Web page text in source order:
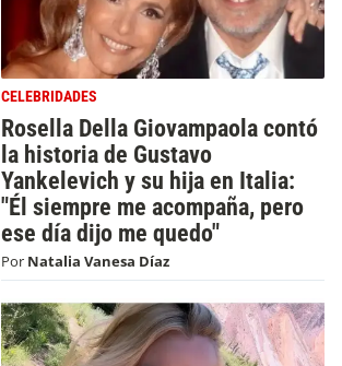
CELEBRIDADES
Rosella Della Giovampaola contó
la historia de Gustavo
Yankelevich y su hija en Italia:
"Él siempre me acompaña, pero
ese día dijo me quedo"
Por Natalia Vanesa Díaz